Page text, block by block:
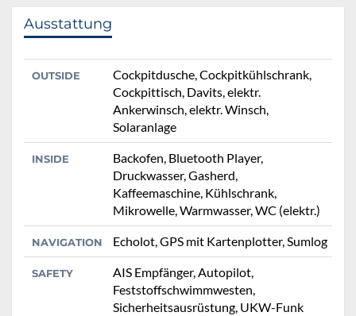
Ausstattung
OUTSIDE
Cockpitdusche, Cockpitkühlschrank,
Cockpittisch, Davits, elektr.
Ankerwinsch, elektr. Winsch,
Solaranlage
INSIDE
Backofen, Bluetooth Player,
Druckwasser, Gasherd,
Kaffeemaschine, Kühlschrank,
Mikrowelle, Warmwasser, WC (elektr.)
NAVIGATION Echolot, GPS mit Kartenplotter, Sumlog
SAFETY
AIS Empfänger, Autopilot,
Feststoffschwimmwesten,
Sicherheitsausrüstung, UKW-Funk